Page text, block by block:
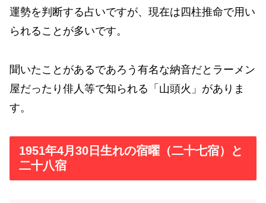
運勢を判断する占いですが、現在は四柱推命で用い
られることが多いです。
聞いたことがあるであろう有名な納音だとラーメン
屋だったり俳人等で知られる「山頭火」がありま
す。
1951年4月30日生れの宿曜（二十七宿）と
二十八宿